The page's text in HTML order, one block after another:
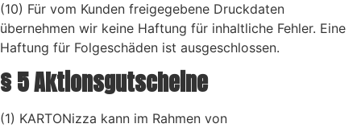
(10) Für vom Kunden freigegebene Druckdaten
übernehmen wir keine Haftung für inhaltliche Fehler. Eine
Haftung für Folgeschäden ist ausgeschlossen.
§ 5 Aktionsgutscheine
(1) KARTONizza kann im Rahmen von